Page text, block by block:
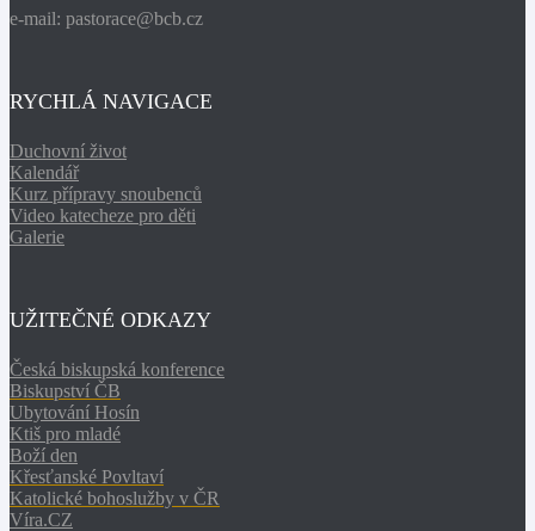
e-mail: pastorace@bcb.cz
RYCHLÁ NAVIGACE
Duchovní život
Kalendář
Kurz přípravy snoubenců
Video katecheze pro děti
Galerie
UŽITEČNÉ ODKAZY
Česká biskupská konference
Biskupství ČB
Ubytování Hosín
Ktiš pro mladé
Boží den
Křesťanské Povltaví
Katolické bohoslužby v ČR
Víra.CZ